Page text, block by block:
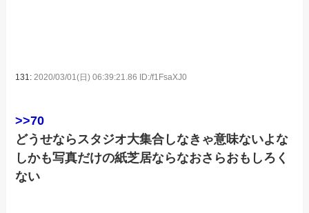
131:2020/03/01(日) 06:39:21.86 ID:/f1FsaXJ0
>>70
どうせならスタジオ大集合しなきゃ意味ないよな
しかも写真だけの紙芝居ならなおさらおもしろく
ない